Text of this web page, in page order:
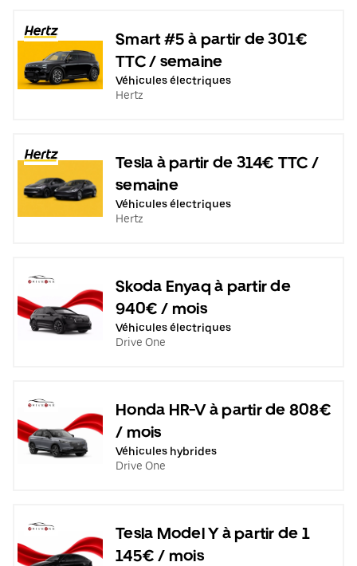
Smart #5 à partir de 301€
TTC / semaine
Véhicules électriques
Hertz
Tesla à partir de 314€ TTC /
semaine
Véhicules électriques
Hertz
Skoda Enyaq à partir de
940€ / mois
Véhicules électriques
Drive One
Honda HR-V à partir de 808€
/ mois
Véhicules hybrides
Drive One
Tesla Model Y à partir de 1
145€ / mois